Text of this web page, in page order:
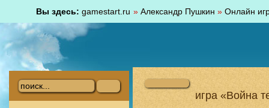
Вы здесь: gamestart.ru » Александр Пушкин » Онлайн
игра «Война